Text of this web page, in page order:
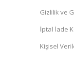
Gizlilik ve
İptal İade
Kişisel